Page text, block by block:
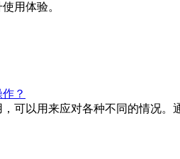
用体验。
？
可以用来应对各种不同的情况